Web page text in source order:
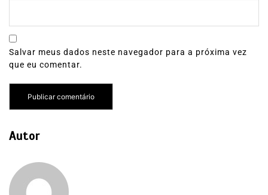
Salvar meus dados neste navegador para a próxima vez
que eu comentar.
Autor